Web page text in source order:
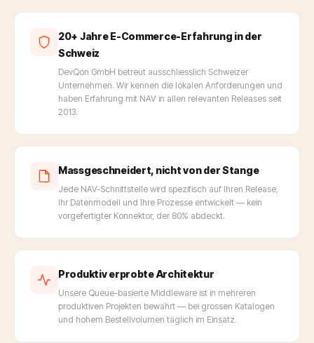
20+ Jahre E-Commerce-Erfahrung in der
Schweiz
DevQon GmbH betreut ausschliesslich Schweizer
Unternehmen. Wir kennen die lokalen Anforderungen und
haben Erfahrung mit NAV in allen relevanten Releases seit
2013.
Massgeschneidert, nicht von der Stange
Jede NAV-Schnittstelle wird spezifisch auf Ihren Release,
Ihr Datenmodell und Ihre Prozesse entwickelt — kein
vorgefertigter Konnektor, der 80% abdeckt.
Produktiv erprobte Architektur
Unsere Queue-basierte Middleware ist in mehreren
produktiven Projekten bewährt — bei grossen Katalogen
und hohem Bestellvolumen täglich im Einsatz.